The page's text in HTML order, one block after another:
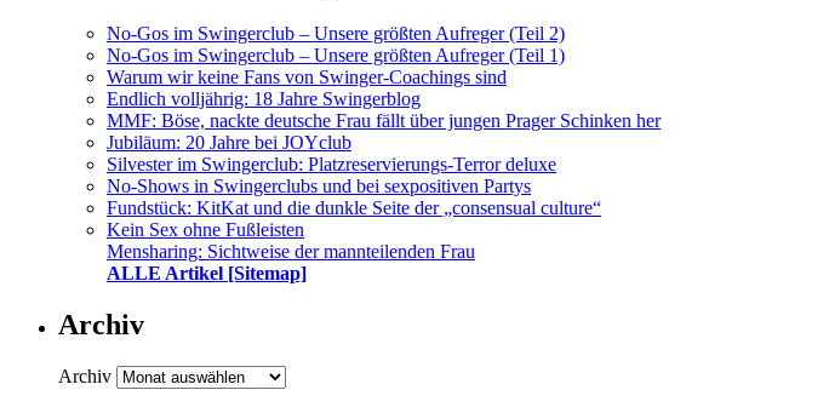
No-Gos im Swingerclub – Unsere größten Aufreger (Teil 2)
No-Gos im Swingerclub – Unsere größten Aufreger (Teil 1)
Warum wir keine Fans von Swinger-Coachings sind
Endlich volljährig: 18 Jahre Swingerblog
MMF: Böse, nackte deutsche Frau fällt über jungen Prager Schinken her
Jubiläum: 20 Jahre bei JOYclub
Silvester im Swingerclub: Platzreservierungs-Terror deluxe
No-Shows in Swingerclubs und bei sexpositiven Partys
Fundstück: KitKat und die dunkle Seite der „consensual culture“
Kein Sex ohne Fußleisten
Mensharing: Sichtweise der mannteilenden Frau
ALLE Artikel [Sitemap]
Archiv
Archiv